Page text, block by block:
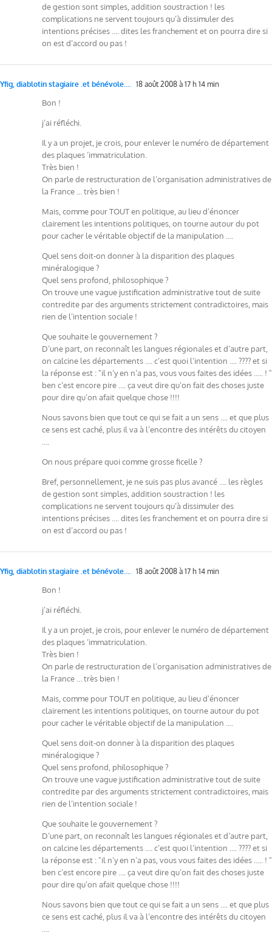
de gestion sont simples, addition soustraction ! les
complications ne servent toujours qu’à dissimuler des
intentions précises …. dites les franchement et on pourra dire si
on est d’accord ou pas !
Yfig, diablotin stagiaire .et bénévole.... 18 août 2008 à 17 h 14 min
Bon !
j’ai réfléchi.
Il y a un projet, je crois, pour enlever le numéro de département
des plaques ‘immatriculation.
Très bien !
On parle de restructuration de l’organisation administratives de
la France … très bien !
Mais, comme pour TOUT en politique, au lieu d’énoncer
clairement les intentions politiques, on tourne autour du pot
pour cacher le véritable objectif de la manipulation ….
Quel sens doit-on donner à la disparition des plaques
minéralogique ?
Quel sens profond, philosophique ?
On trouve une vague justification administrative tout de suite
contredite par des arguments strictement contradictoires, mais
rien de l’intention sociale !
Que souhaite le gouvernement ?
D’une part, on reconnaît les langues régionales et d’autre part,
on calcine les départements …. c’est quoi l’intention …. ???? et si
la réponse est : "il n’y en n’a pas, vous vous faites des idées ….. ! "
ben c’est encore pire …. ça veut dire qu’on fait des choses juste
pour dire qu’on afait quelque chose !!!!
Nous savons bien que tout ce qui se fait a un sens …. et que plus
ce sens est caché, plus il va à l’encontre des intérêts du citoyen
On nous prépare quoi comme grosse ficelle ?
Bref, personnellement, je ne suis pas plus avancé …. les règles
de gestion sont simples, addition soustraction ! les
complications ne servent toujours qu’à dissimuler des
intentions précises …. dites les franchement et on pourra dire si
on est d’accord ou pas !
Yfig, diablotin stagiaire .et bénévole.... 18 août 2008 à 17 h 14 min
Bon !
j’ai réfléchi.
Il y a un projet, je crois, pour enlever le numéro de département
des plaques ‘immatriculation.
Très bien !
On parle de restructuration de l’organisation administratives de
la France … très bien !
Mais, comme pour TOUT en politique, au lieu d’énoncer
clairement les intentions politiques, on tourne autour du pot
pour cacher le véritable objectif de la manipulation ….
Quel sens doit-on donner à la disparition des plaques
minéralogique ?
Quel sens profond, philosophique ?
On trouve une vague justification administrative tout de suite
contredite par des arguments strictement contradictoires, mais
rien de l’intention sociale !
Que souhaite le gouvernement ?
D’une part, on reconnaît les langues régionales et d’autre part,
on calcine les départements …. c’est quoi l’intention …. ???? et si
la réponse est : "il n’y en n’a pas, vous vous faites des idées ….. ! "
ben c’est encore pire …. ça veut dire qu’on fait des choses juste
pour dire qu’on afait quelque chose !!!!
Nous savons bien que tout ce qui se fait a un sens …. et que plus
ce sens est caché, plus il va à l’encontre des intérêts du citoyen